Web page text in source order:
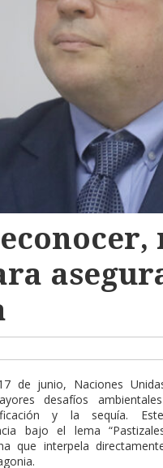
de junio, Naciones
desafíos
y la sequía.
bajo el lema
que interpela